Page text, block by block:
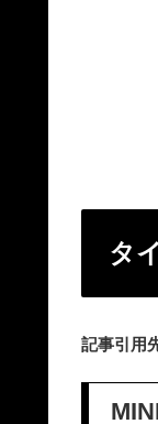
タ
記事引用